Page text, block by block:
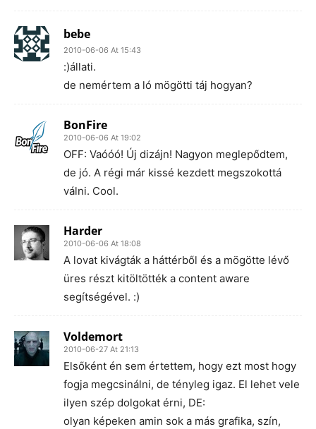
bebe
2010-06-06 At 15:43
:)állati.
de nemértem a ló mögötti táj hogyan?
BonFire
2010-06-06 At 19:02
OFF: Vaóóó! Új dizájn! Nagyon meglepődtem,
de jó. A régi már kissé kezdett megszokottá
válni. Cool.
Harder
2010-06-06 At 18:08
A lovat kivágták a háttérből és a mögötte lévő
üres részt kitöltötték a content aware
segítségével. :)
Voldemort
2010-06-27 At 21:13
Elsőként én sem értettem, hogy ezt most hogy
fogja megcsinálni, de tényleg igaz. El lehet vele
ilyen szép dolgokat érni, DE:
olyan képeken amin sok a más grafika, szín,